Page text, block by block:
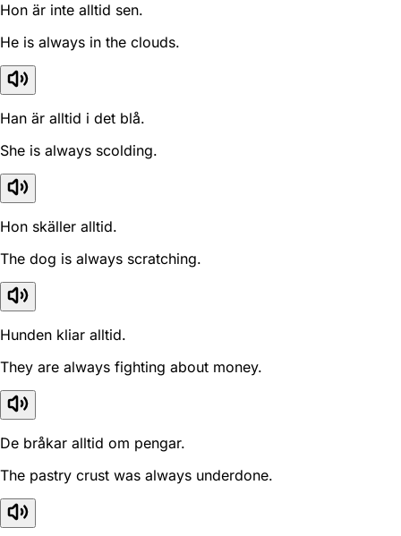
Hon är inte alltid sen.
He is always in the clouds.
Han är alltid i det blå.
She is always scolding.
Hon skäller alltid.
The dog is always scratching.
Hunden kliar alltid.
They are always fighting about money.
De bråkar alltid om pengar.
The pastry crust was always underdone.